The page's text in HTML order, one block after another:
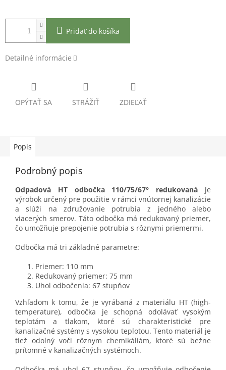
Pridať do košíka
Detailné informácie
OPÝTAŤ SA STRÁŽIŤ ZDIEĽAŤ
Popis
Podrobný popis
Odpadová HT odbočka 110/75/67° redukovaná je
výrobok určený pre použitie v rámci vnútornej kanalizácie
a slúži na združovanie potrubia z jedného alebo
viacerých smerov. Táto odbočka má redukovaný priemer,
čo umožňuje prepojenie potrubia s rôznymi priemermi.
Odbočka má tri základné parametre:
Priemer: 110 mm
Redukovaný priemer: 75 mm
Uhol odbočenia: 67 stupňov
Vzhľadom k tomu, že je vyrábaná z materiálu HT (high-
temperature), odbočka je schopná odolávať vysokým
teplotám a tlakom, ktoré sú charakteristické pre
kanalizačné systémy s vysokou teplotou. Tento materiál je
tiež odolný voči rôznym chemikáliám, ktoré sú bežne
prítomné v kanalizačných systémoch.